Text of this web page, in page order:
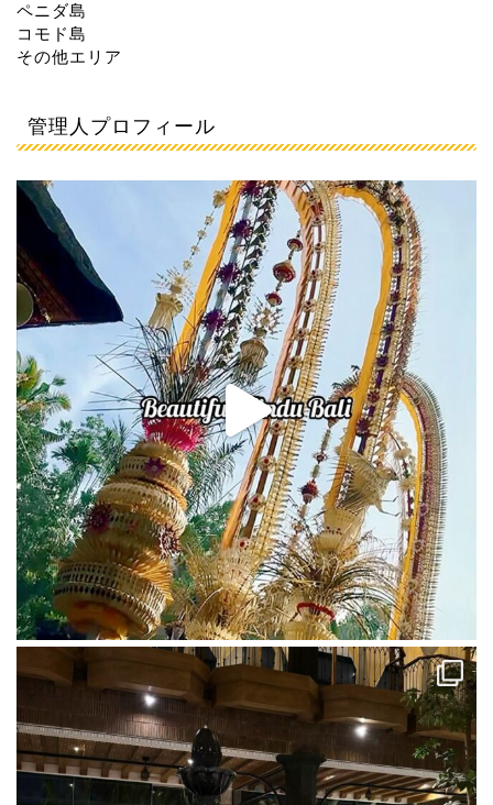
ペニダ島
コモド島
その他エリア
管理人プロフィール